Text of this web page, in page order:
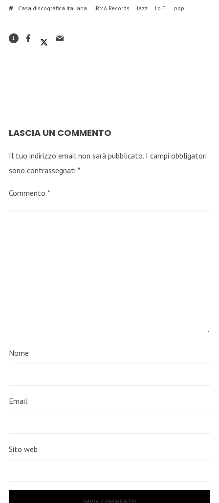
Casa discografica italiana
IRMA Records Jazz Lo Fi pop
1
LASCIA UN COMMENTO
Il tuo indirizzo email non sarà pubblicato. I campi obbligatori
sono contrassegnati *
Commento *
Nome
Email
Sito web